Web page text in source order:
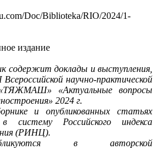
Doc/Biblioteka/RIO/2024/1-
издание
содержит доклады и выступления,
научно-практической
«Актуальные вопросы
2024 г.
и опубликованных статьях
в систему Российского индекса
(РИНЦ).
в авторской